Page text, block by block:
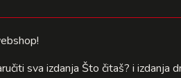
sva izdanja Što čitaš? i izdanja